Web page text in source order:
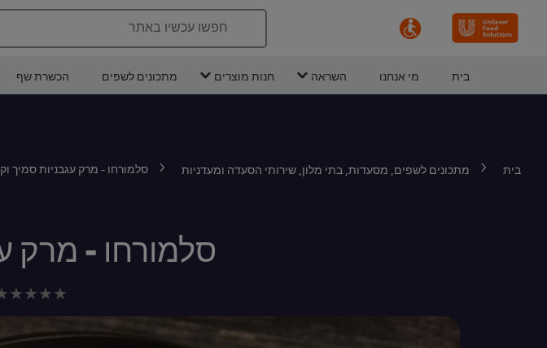
חפשו עכשיו באתר
בית מי אנחנו השראה חנות מוצרים מתכונים לשפים הכשרת שף
בית מתכונים לשפים, מסעדות, בתי מלון, שירותי הסעדה ומעדניות סלמורחו - מרק עגבניות סמיך
סלמורחו - מרק